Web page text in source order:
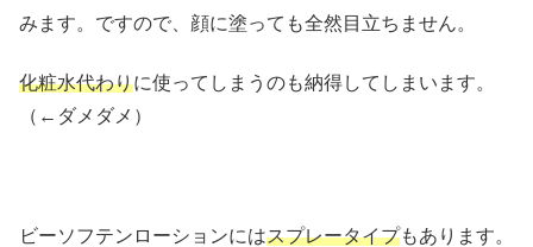
みます。ですので、顔に塗っても全然目立ちません。
化粧水代わりに使ってしまうのも納得してしまいます。
（←ダメダメ）
ビーソフテンローションにはスプレータイプもあります。